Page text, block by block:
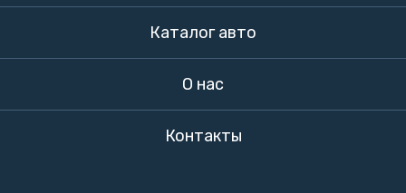
Каталог авто
О нас
Контакты